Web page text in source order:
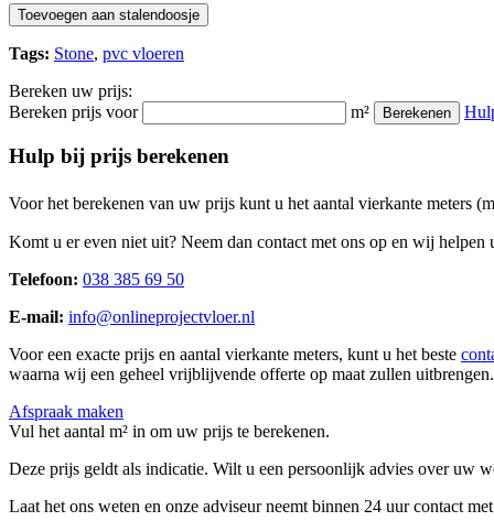
Toevoegen aan stalendoosje
Tags: Stone, pvc vloeren
Bereken uw prijs:
Bereken prijs voor
m² Berekenen
Hulp bij prijs berekenen
Voor het berekenen van uw prijs kunt u het aantal vierkante meters (m
Komt u er even niet uit? Neem dan contact met ons op en wij helpen
Telefoon: 038 385 69 50
E-mail: info@onlineprojectvloer.nl
Voor een exacte prijs en aantal vierkante meters, kunt u het beste
waarna wij een geheel vrijblijvende offerte op maat zullen uitbrengen.
Afspraak maken
Vul het aantal m² in om uw prijs te berekenen.
Deze prijs geldt als indicatie. Wilt u een persoonlijk advies over uw
Laat het ons weten en onze adviseur neemt binnen 24 uur contact